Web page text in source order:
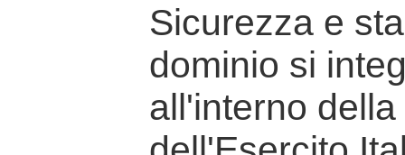
Sicurezza e
dominio si
all'interno